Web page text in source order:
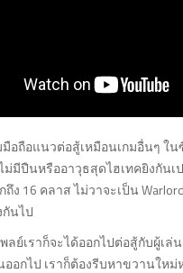
มือถือแนวต่อสู้เหมือนเกมอื่นๆ ใ
มีปืนหรืออาวุธสุดไฮเทคยิงกัน
ถึง 16 คลาส ไม่วาจะเป็น
นไป
ลย์เราก็จะได้ออกไปต่อสู้กับผู้
อกไป เราก็ต้องรีบหาขวานใ